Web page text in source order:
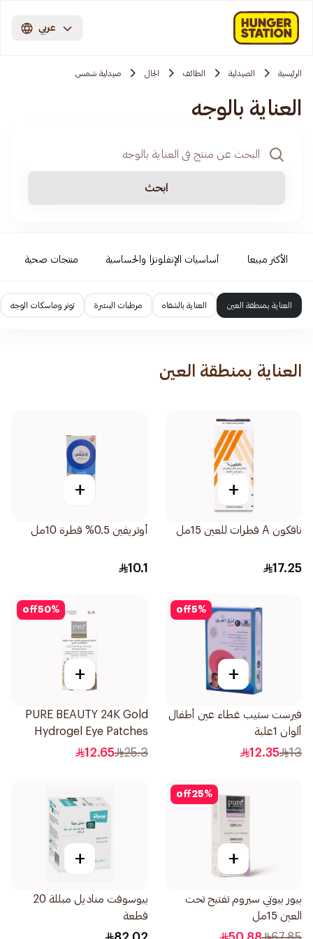
عربي
الرئيسية الصيدلية الطائف الجال صيدلية شمس
العناية بالوجه
ابحث
الأكثر مبيعا أساسيات الإنفلونزا والحساسية منتجات صحية
العناية بمنطقة العين العناية بالشفاه مرطبات البشرة تونر وماسكات الوجه
العناية بمنطقة العين
+
نافكون A قطرات للعين 15مل
17.25
+
أوتريفين 0.5% قطرة 10مل
10.1
5%
off
+
فيرست ستيب غطاء عين أطفال
ألوان 1علبة
13
12.35
50%
off
+
PURE BEAUTY 24K Gold
Hydrogel Eye Patches
8pcs
25.3
12.65
25%
off
+
بيور بيوتي سيروم تفتيح تحت
العين 15مل
+
بيوسوفت مناديل مبللة 20
قطعة